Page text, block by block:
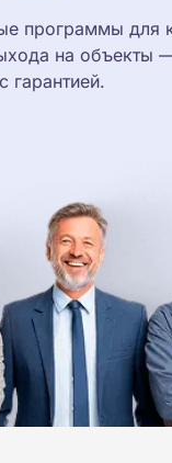
программы для
на объекты
гарантией.